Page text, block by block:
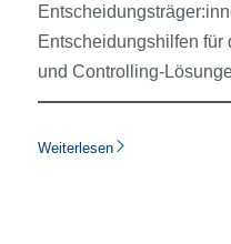
Entscheidungshilfen für
und Controlling-
Weiterlesen